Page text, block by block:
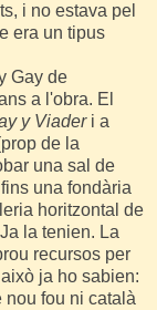
i no estava pel
era un tipus
Gay de
a l'obra. El
y Viaderi a
de la
una sal de
una fondària
horitzontal de
la tenien. La
recursos per
ja ho sabien:
nou fou ni català